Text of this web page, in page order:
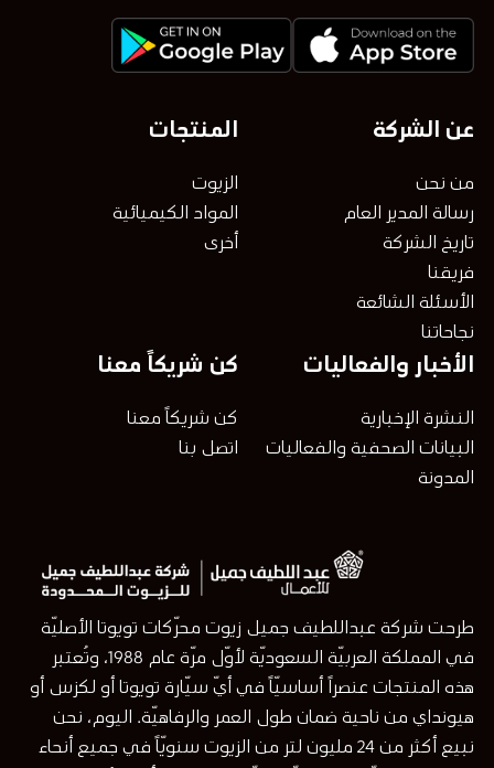
عن الشركة
من نحن
رسالة المدير العام
تاريخ الشركة
فريقنا
الأسئلة الشائعة
نجاحاتنا
المنتجات
الزيوت
المواد الكيميائية
أخرى
الأخبار والفعاليات
النشرة الإخبارية
البيانات الصحفية والفعاليات
المدونة
كن شريكاً معنا
كن شريكاً معنا
اتصل بنا
طرحت شركة عبداللطيف جميل زيوت محرّكات تويوتا الأصليّة
في المملكة العربيّة السعوديّة لأوّل مرّة عام 1988، وتُعتبر
هذه المنتجات عنصراً أساسيّاً في أيّ سيّارة تويوتا أو لكزس أو
هيونداي من ناحية ضمان طول العمر والرفاهيّة. اليوم، نحن
نبيع أكثر من 24 مليون لتر من الزيوت سنويّاً في جميع أنحاء